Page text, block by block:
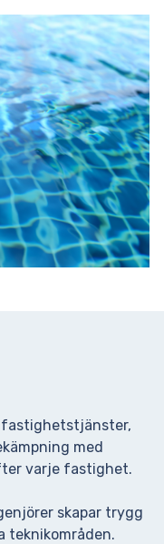
fastighetstjänster,
med
varje fastighet.
skapar trygg
teknikområden.